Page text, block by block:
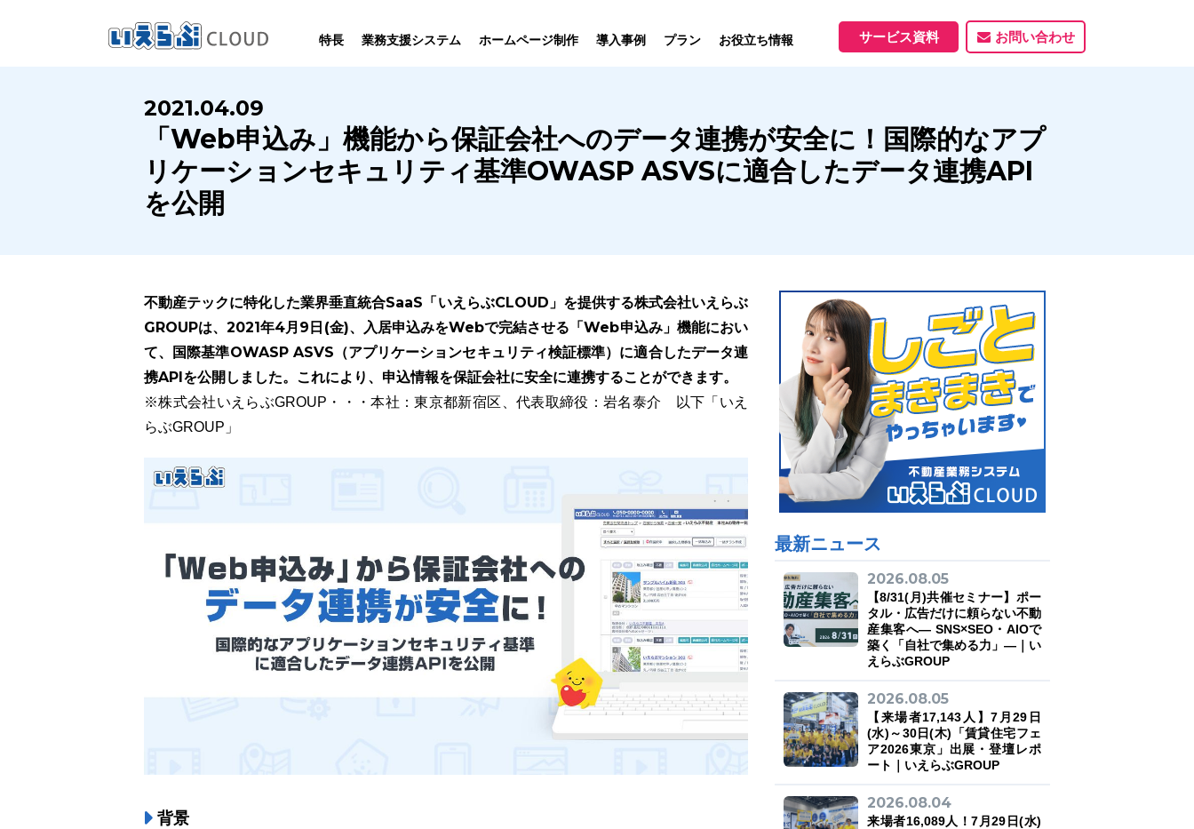
特長 業務支援システム
SYSTEM
いえらぶCLOUDは不動産業務を
幅広く支援しています。
賃貸仲介
業務向け機能
売買仲介
業務向け機能
賃貸管理
業務向け機能
サービス一覧
ホームページ制作
HOMEPAGE
いえらぶは集客用ホームページを
不動産業に特化して制作しています。
制作について
制作の流れ
制作実績
導入事例
PERFORMANCE
いえらぶCLOUDを実際にご利用の
お客様の声と制作実績のご紹介です。
ユーザーインタビュー ホームページ制作実績
プラン お役立ち情報
INFORMATION
いえらぶCLOUDや不動産業界に関する
ニュース･ノウハウをお伝えします。
ニュース一覧 お役立ちブログ 資料ダウンロード
サービス資料 お問い合わせ
2021.04.09
「Web申込み」機能から保証会社へのデータ連携が安全に！国際的なアプ
リケーションセキュリティ基準OWASP ASVSに適合したデータ連携API
を公開
不動産テックに特化した業界垂直統合SaaS「いえらぶCLOUD」を提供する株式会社いえらぶ
GROUPは、2021年4月9日(金)、入居申込みをWebで完結させる「Web申込み」機能におい
て、国際基準OWASP ASVS（アプリケーションセキュリティ検証標準）に適合したデータ連
携APIを公開しました。これにより、申込情報を保証会社に安全に連携することができます。
※株式会社いえらぶGROUP・・・本社：東京都新宿区、代表取締役：岩名泰介 以下「いえ
らぶGROUP」
背景
最新ニュース
2026.08.05
【8/31(月)共催セミナー】ポー
タル・広告だけに頼らない不動
産集客へ― SNS×SEO・AIOで
築く「自社で集める力」―｜い
えらぶGROUP
2026.08.05
【来場者17,143人】7月29日
(水)～30日(木)「賃貸住宅フェ
ア2026東京」出展・登壇レポ
ート｜いえらぶGROUP
2026.08.04
来場者16,089人！7月29日(水)